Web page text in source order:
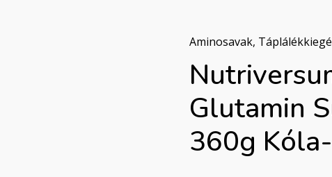
Aminosavak,
Glutamin
360g
Nutriversum
BCAA
+
Glutamin
Free